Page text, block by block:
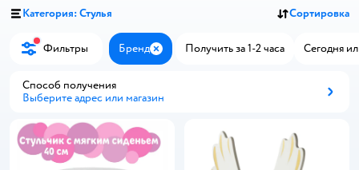
Категория: Стулья Сортировка
Фильтры Бренд ЗакрытьПолучить за 1-2 часа Сегодня
Способ получения
Выберите адрес или магазин